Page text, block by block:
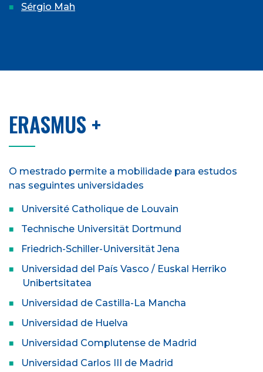
Sérgio Mah
ERASMUS +
O mestrado permite a mobilidade para estudos
nas seguintes universidades
Université Catholique de Louvain
Technische Universität Dortmund
Friedrich-Schiller-Universität Jena
Universidad del País Vasco / Euskal Herriko
Unibertsitatea
Universidad de Castilla-La Mancha
Universidad de Huelva
Universidad Complutense de Madrid
Universidad Carlos III de Madrid